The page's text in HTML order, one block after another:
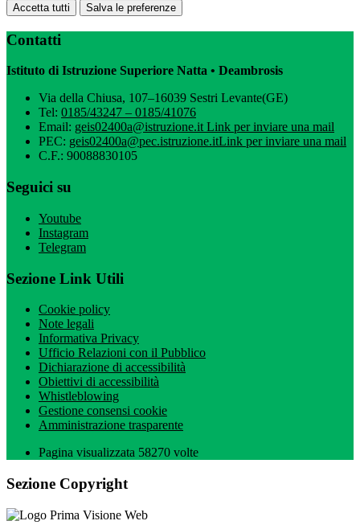
Accetta tutti Salva le preferenze
Contatti
Istituto di Istruzione Superiore Natta • Deambrosis
Via della Chiusa, 107–16039 Sestri Levante(GE)
Tel: 0185/43247 – 0185/41076
Email: geis02400a@istruzione.itLink per inviare una mail
PEC: geis02400a@pec.istruzione.itLink per inviare una mail
C.F.: 90088830105
Seguici su
Youtube
Instagram
Telegram
Sezione Link Utili
Cookie policy
Note legali
Informativa Privacy
Ufficio Relazioni con il Pubblico
Dichiarazione di accessibilità
Obiettivi di accessibilità
Whistleblowing
Gestione consensi cookie
Amministrazione trasparente
Pagina visualizzata 58270 volte
Sezione Copyright